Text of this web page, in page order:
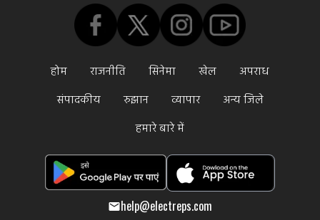
होम राजनीति सिनेमा खेल
अपराध
संपादकीय
रुझान व्यापार
अन्य जिले
हमारे बारे में
help@electreps.com